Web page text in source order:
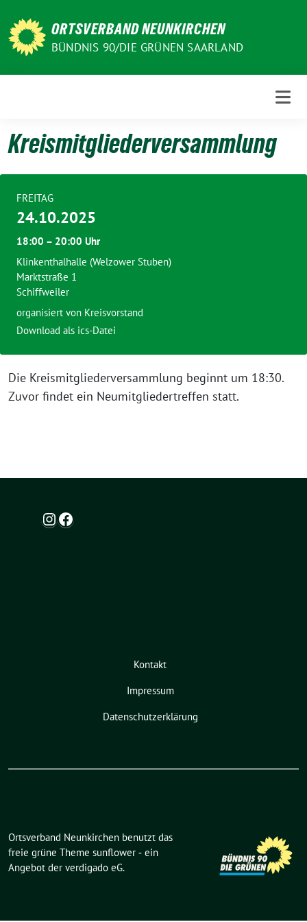
zum
Inhalt
ORTSVERBAND NEUNKIRCHEN
BÜNDNIS 90/DIE GRÜNEN SAARLAND
Kreismitgliederversammlung
Die Kreismitgliederversammlung beginnt um 18:30.
Zuvor findet ein Neumitgliedertreffen statt.
FREITAG
24.10.2025
18:00 – 20:00 Uhr
Klinkenthalhalle (Welzower Stuben)
Marktstraße 1
Schiffweiler
organisiert von Kreisvorstand
Download als ics-Datei
Instagram
Facebook
Kontakt
Impressum
Datenschutzerklärung
Ortsverband Neunkirchen benutzt das
freie grüne Theme sunflower ‐ ein
Angebot der verdigado eG.